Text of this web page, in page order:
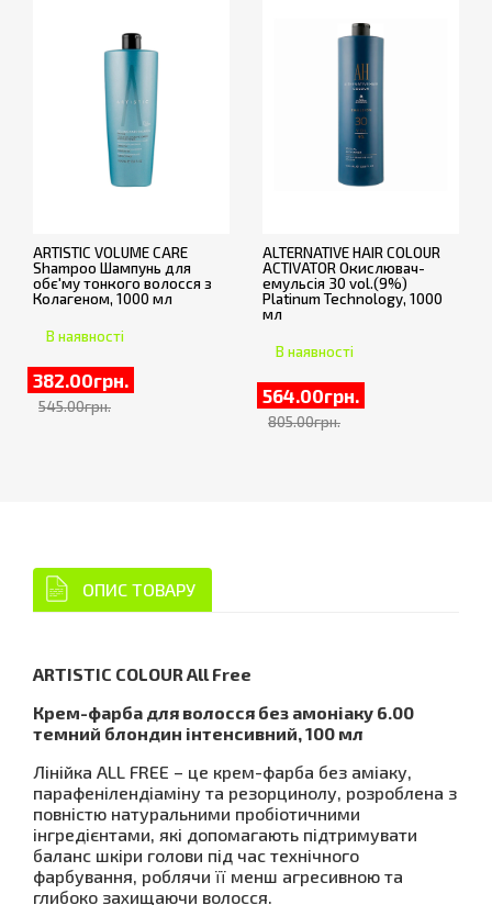
ARTISTIC VOLUME CARE
Shampoo Шампунь для
обє'му тонкого волосся з
Колагеном, 1000 мл
В наявності
382.00грн.
545.00грн.
ALTERNATIVE HAIR COLOUR
ACTIVATOR Окислювач-
емульсія 30 vol.(9%)
Platinum Technology, 1000
мл
В наявності
564.00грн.
805.00грн.
ОПИС ТОВАРУ
ARTISTIC COLOUR All Free
Крем-фарба для волосся без амоніаку 6.00
темний блондин інтенсивний, 100 мл
Лінійка ALL FREE – це крем-фарба без аміаку,
парафенілендіаміну та резорцинолу, розроблена з
повністю натуральними пробіотичними
інгредієнтами, які допомагають підтримувати
баланс шкіри голови під час технічного
фарбування, роблячи її менш агресивною та
глибоко захищаючи волосся.